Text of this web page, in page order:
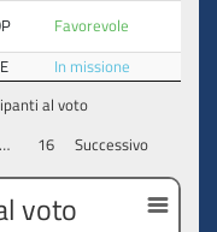
Favorevole
In missione
al voto
… 16 Successivo
voto